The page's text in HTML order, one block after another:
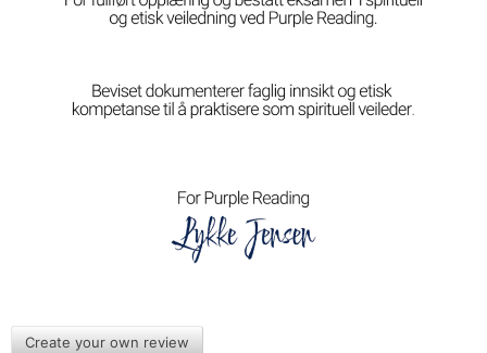
Create your own review